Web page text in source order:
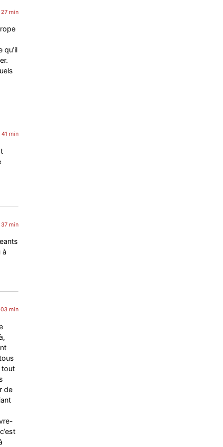
min
qu’il
min
min
à
min
tout
de